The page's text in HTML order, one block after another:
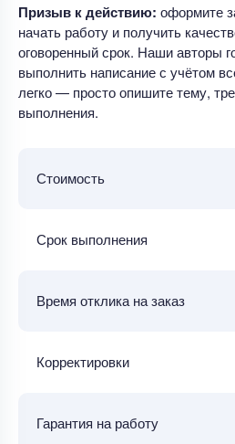
Призыв к действию: оформите
начать работу и получить
оговоренный срок. Наши авторы
выполнить написание с учётом
легко — просто опишите тему,
выполнения.
Стоимость
Срок выполнения
Время отклика на заказ
Корректировки
Гарантия на работу